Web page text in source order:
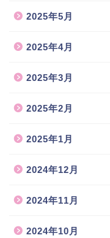
2025年5月
2025年4月
2025年3月
2025年2月
2025年1月
2024年12月
2024年11月
2024年10月